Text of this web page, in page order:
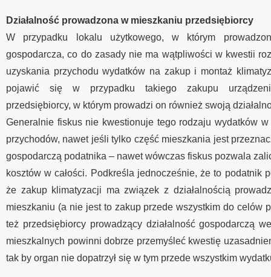
Działalność prowadzona w mieszkaniu przedsiębiorcy
W przypadku lokalu użytkowego, w którym
gospodarcza, co do zasady nie ma wątpliwości w kwestii
uzyskania przychodu wydatków na zakup i montaż
pojawić się w przypadku takiego zakupu
przedsiębiorcy, w którym prowadzi on również swoją
Generalnie fiskus nie kwestionuje tego rodzaju wydatków
przychodów, nawet jeśli tylko część mieszkania jest
gospodarczą podatnika – nawet wówczas fiskus pozwala
kosztów w całości. Podkreśla jednocześnie, że to podatnik
że zakup klimatyzacji ma związek z działalnością
mieszkaniu (a nie jest to zakup przede wszystkim do celów
też przedsiębiorcy prowadzący działalność gospodarczą
mieszkalnych powinni dobrze przemyśleć kwestię
tak by organ nie dopatrzył się w tym przede wszystkim